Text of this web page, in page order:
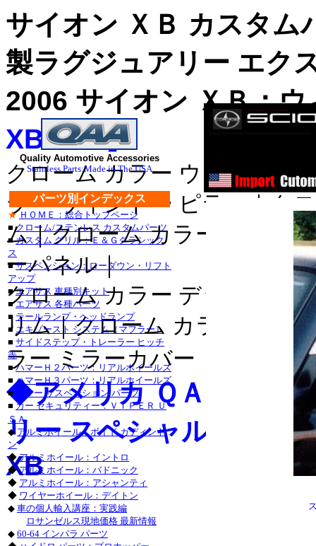
■クライスラー：３０
・３００Ｍ_クローム/
セブリング_クローム/
デュランゴ_クローム/
・チャージャー_クロ
グランドチェロキー_
タンドラ_クローム/ス
サーフ_クローム/ステ
クローム/ステンレス
ステンレス_パーツ・
ステンレス
Quality Automotive Accessories
Stainless Parts:Made in The USA
パーツ別インデックス
★ ＨＯＭＥ：総合トップページ
■クローム/ステンレス カスタムパーツ
■カスタム グリル：Ｅ＆Ｇクラシック
ス
■ サスペンション：ローダウン・リフト
アップ
■エアサス 車種別キット
■エアサス 各種パーツ
■ テールランプ・ヘッドランプ
■ エキゾースト システム（マフラー）
■ サイドステップ・トレーラー ヒッチ
等
■ハマーＨ２パーツ：リアルホイールズ
■ハマーＨ３パーツ：リアルホイールズ
■
ハマー サスペンション パーツ
■ カー セキュリティー：ＶＩＰＥＲ Ｕ
ＳＡ
◆アルミホイール：ボイド カディント
ン
◆アルミホイール：イントロ
◆アルミホイール：バドニック
◆ アルミホイール：アシャンティ
◆ ワイヤーホイール：デイトン
◆ 車の個人輸入講座：実践編
ロサンゼルス現地価格 最新情報
◆ 60-64 インパラ パーツ
サイオン ＸＢ カスタム
製ラグジュアリー エク
2006 サイオン ＸＢ：
XB-PP4】
クローム カラー ウィンドゥ
ラー ウィンドー ピラー｜ク
ム｜クローム カラー ドア サ
ーパネル｜
クローム カラー デッキ トリ
リム｜クローム カラー ライ
ラー ミラーカバー｜クロー
◆アメリカ ＱＡＡ-ＵＳ
リー スペシャル カスタ
XB